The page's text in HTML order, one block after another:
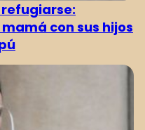
con sus hijos